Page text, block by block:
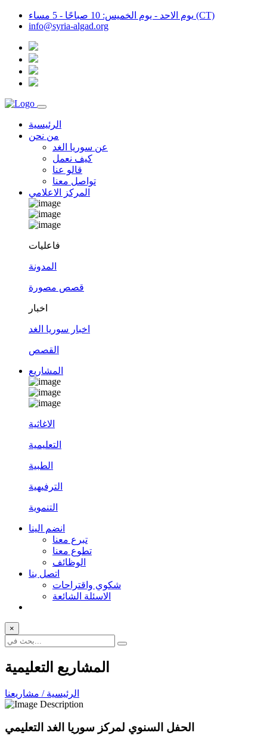
يوم الاحد - يوم الخميس: 10 صباحًا - 5 مساء (CT)
info@syria-algad.org
الرئيسية
من نحن
عن سوريا الغد
كيف نعمل
قالو عنا
تواصل معنا
المركز الاعلامي
فاعليات
المدونة
قصص مصورة
اخبار
اخبار سوريا الغد
القصص
المشاريع
الاغاثية
التعليمية
الطبية
الترفيهية
التنموية
انضم الينا
تبرع معنا
تطوع معنا
الوظائف
اتصل بنا
شكوي واقتراحات
الاسئلة الشائعة
×
المشاريع التعليمية
الرئيسية / مشاريعنا
الحفل السنوي لمركز سوريا الغد التعليمي